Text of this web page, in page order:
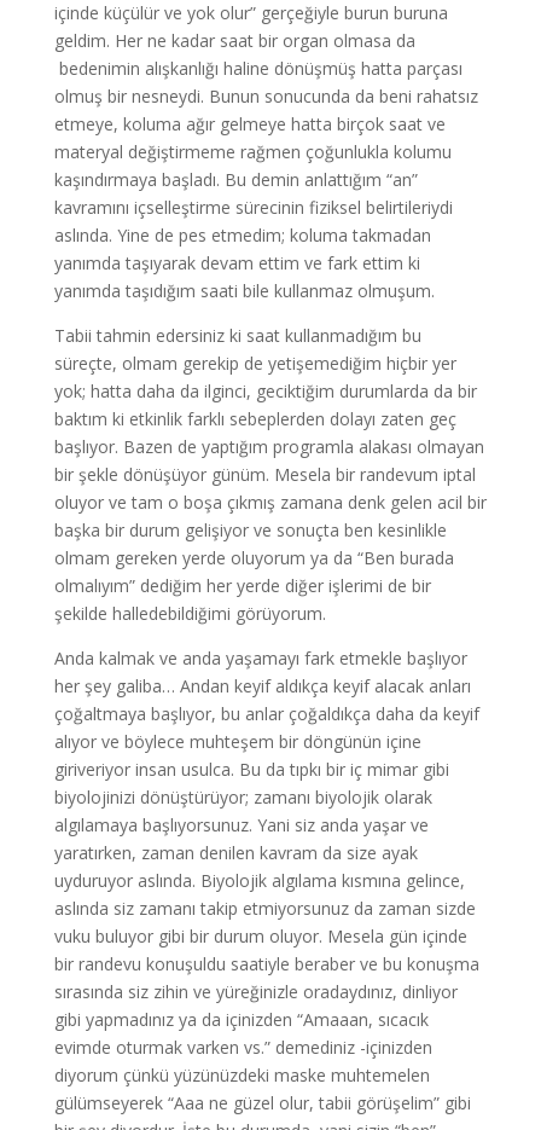
içinde küçülür ve yok olur” gerçeğiyle burun buruna
geldim. Her ne kadar saat bir organ olmasa da
bedenimin alışkanlığı haline dönüşmüş hatta parçası
olmuş bir nesneydi. Bunun sonucunda da beni rahatsız
etmeye, koluma ağır gelmeye hatta birçok saat ve
materyal değiştirmeme rağmen çoğunlukla kolumu
kaşındırmaya başladı. Bu demin anlattığım “an”
kavramını içselleştirme sürecinin fiziksel belirtileriydi
aslında. Yine de pes etmedim; koluma takmadan
yanımda taşıyarak devam ettim ve fark ettim ki
yanımda taşıdığım saati bile kullanmaz olmuşum.
Tabii tahmin edersiniz ki saat kullanmadığım bu
süreçte, olmam gerekip de yetişemediğim hiçbir yer
yok; hatta daha da ilginci, geciktiğim durumlarda da bir
baktım ki etkinlik farklı sebeplerden dolayı zaten geç
başlıyor. Bazen de yaptığım programla alakası olmayan
bir şekle dönüşüyor günüm. Mesela bir randevum iptal
oluyor ve tam o boşa çıkmış zamana denk gelen acil bir
başka bir durum gelişiyor ve sonuçta ben kesinlikle
olmam gereken yerde oluyorum ya da “Ben burada
olmalıyım” dediğim her yerde diğer işlerimi de bir
şekilde halledebildiğimi görüyorum.
Anda kalmak ve anda yaşamayı fark etmekle başlıyor
her şey galiba… Andan keyif aldıkça keyif alacak anları
çoğaltmaya başlıyor, bu anlar çoğaldıkça daha da keyif
alıyor ve böylece muhteşem bir döngünün içine
giriveriyor insan usulca. Bu da tıpkı bir iç mimar gibi
biyolojinizi dönüştürüyor; zamanı biyolojik olarak
algılamaya başlıyorsunuz. Yani siz anda yaşar ve
yaratırken, zaman denilen kavram da size ayak
uyduruyor aslında. Biyolojik algılama kısmına gelince,
aslında siz zamanı takip etmiyorsunuz da zaman sizde
vuku buluyor gibi bir durum oluyor. Mesela gün içinde
bir randevu konuşuldu saatiyle beraber ve bu konuşma
sırasında siz zihin ve yüreğinizle oradaydınız, dinliyor
gibi yapmadınız ya da içinizden “Amaaan, sıcacık
evimde oturmak varken vs.” demediniz -içinizden
diyorum çünkü yüzünüzdeki maske muhtemelen
gülümseyerek “Aaa ne güzel olur, tabii görüşelim” gibi